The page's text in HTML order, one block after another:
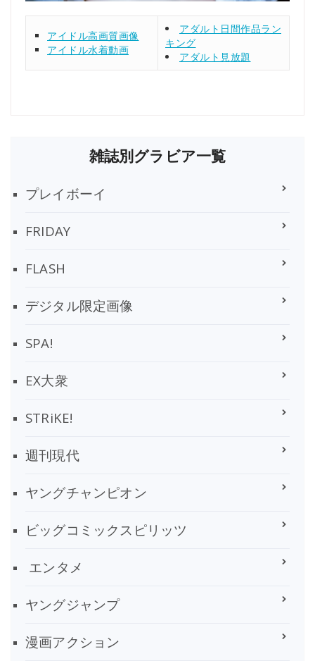
アイドル高画質画像
アイドル水着動画
アダルト日間作品ラン
キング
アダルト見放題
雑誌別グラビア一覧
プレイボーイ
FRIDAY
FLASH
デジタル限定画像
SPA!
EX大衆
STRiKE!
週刊現代
ヤングチャンピオン
ビッグコミックスピリッツ
エンタメ
ヤングジャンプ
漫画アクション